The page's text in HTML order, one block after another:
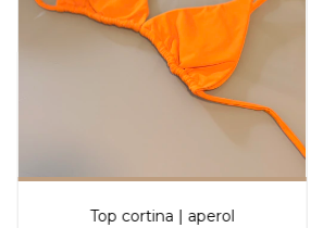
Top cortina | aperol